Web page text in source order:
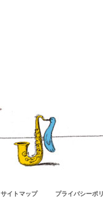
サイトマップ プライバシーポ